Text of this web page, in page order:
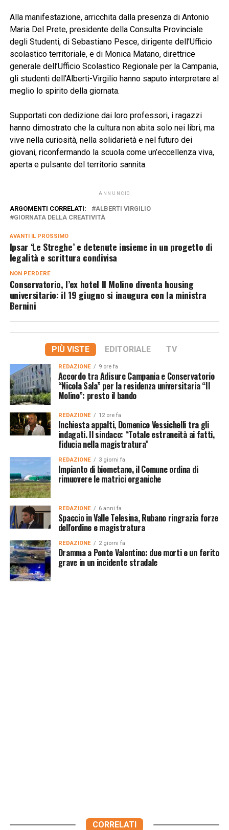
Alla manifestazione, arricchita dalla presenza di Antonio
Maria Del Prete, presidente della Consulta Provinciale
degli Studenti, di Sebastiano Pesce, dirigente dell’Ufficio
scolastico territoriale, e di Monica Matano, direttrice
generale dell’Ufficio Scolastico Regionale per la Campania,
gli studenti dell’Alberti-Virgilio hanno saputo interpretare al
meglio lo spirito della giornata.
Supportati con dedizione dai loro professori, i ragazzi
hanno dimostrato che la cultura non abita solo nei libri, ma
vive nella curiosità, nella solidarietà e nel futuro dei
giovani, riconfermando la scuola come un’eccellenza viva,
aperta e pulsante del territorio sannita.
ANNUNCIO
ARGOMENTI CORRELATI:
ALBERTI VIRGILIO
GIORNATA DELLA CREATIVITÀ
AVANTI IL ​​PROSSIMO
Ipsar ‘Le Streghe’ e detenute insieme in un progetto di
legalità e scrittura condivisa
NON PERDERE
Conservatorio, l’ex hotel Il Molino diventa housing
universitario: il 19 giugno si inaugura con la ministra
Bernini
PIÙ VISTE EDITORIALE TV
REDAZIONE 9 ore fa
Accordo tra Adisurc Campania e Conservatorio
“Nicola Sala” per la residenza universitaria “Il
Molino”: presto il bando
REDAZIONE 12 ore fa
Inchiesta appalti, Domenico Vessichelli tra gli
indagati. Il sindaco: “Totale estraneità ai fatti,
fiducia nella magistratura”
REDAZIONE 3 giorni fa
Impianto di biometano, il Comune ordina di
rimuovere le matrici organiche
REDAZIONE 6 anni fa
Spaccio in Valle Telesina, Rubano ringrazia forze
dell'ordine e magistratura
REDAZIONE 2 giorni fa
Dramma a Ponte Valentino: due morti e un ferito
grave in un incidente stradale
CORRELATI